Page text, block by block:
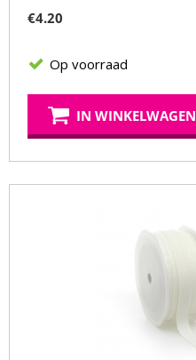
€4.20
Op voorraad
IN WINKELWAGEN